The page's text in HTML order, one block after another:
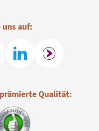
uns auf:
Qualität: